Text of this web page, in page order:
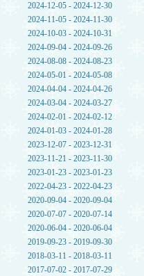
2024-12-05 - 2024-12-30
2024-11-05 - 2024-11-30
2024-10-03 - 2024-10-31
2024-09-04 - 2024-09-26
2024-08-08 - 2024-08-23
2024-05-01 - 2024-05-08
2024-04-04 - 2024-04-26
2024-03-04 - 2024-03-27
2024-02-01 - 2024-02-12
2024-01-03 - 2024-01-28
2023-12-07 - 2023-12-31
2023-11-21 - 2023-11-30
2023-01-23 - 2023-01-23
2022-04-23 - 2022-04-23
2020-09-04 - 2020-09-04
2020-07-07 - 2020-07-14
2020-06-04 - 2020-06-04
2019-09-23 - 2019-09-30
2018-03-11 - 2018-03-11
2017-07-02 - 2017-07-29